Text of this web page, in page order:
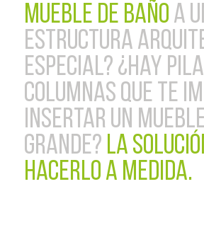
mueble de baño a
estructura
especial? ¿hay
columnas que te
insertar un
grande? La
hacerlo a medida.